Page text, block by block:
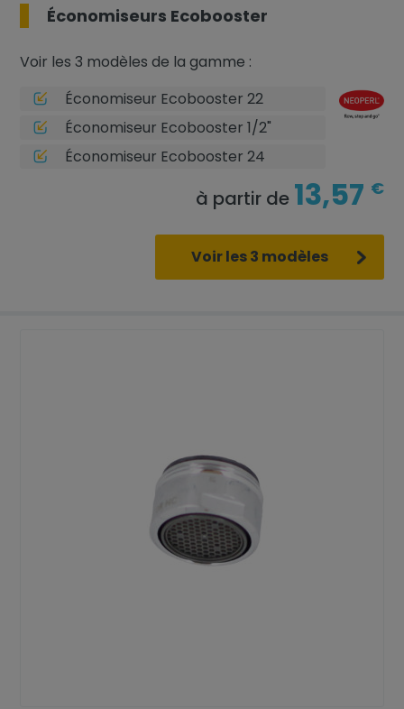
Économiseurs Ecobooster
Voir les 3 modèles de la gamme :
Économiseur Ecobooster 22
Économiseur Ecobooster 1/2"
Économiseur Ecobooster 24
à partir de 13,57 €
Voir les 3 modèles